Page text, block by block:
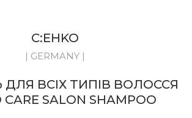
C:EHKO
| GERMANY |
ВСІХ ТИПІВ ВОЛОССЯ
CARE SALON SHAMPOO